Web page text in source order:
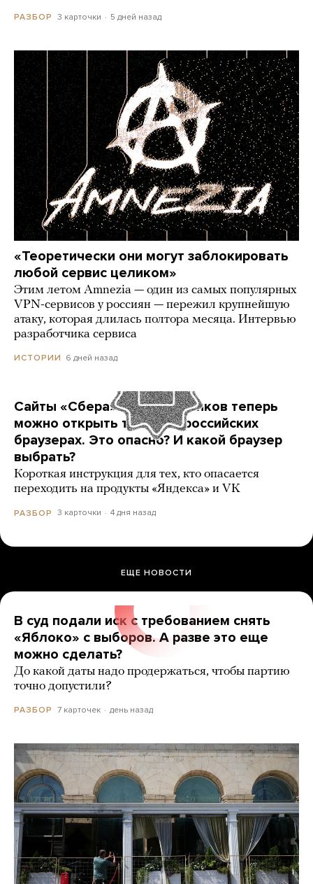
РАЗБОР 3 карточки 5 дней назад
«Теоретически они могут заблокировать
любой сервис целиком»
Этим летом Amnezia — один из самых популярных
VPN-сервисов у россиян — пережил крупнейшую
атаку, которая длилась полтора месяца. Интервью
разработчика сервиса
ИСТОРИИ 6 дней назад
Сайты «Сбера» и других банков теперь
можно открыть только в российских
браузерах. Это опасно? И какой браузер
выбрать?
Короткая инструкция для тех, кто опасается
переходить на продукты «Яндекса» и VK
РАЗБОР 3 карточки 4 дня назад
ЕЩЕ НОВОСТИ
В суд подали иск с требованием снять
«Яблоко» с выборов. А разве это еще
можно сделать?
До какой даты надо продержаться, чтобы партию
точно допустили?
РАЗБОР 7 карточек день назад